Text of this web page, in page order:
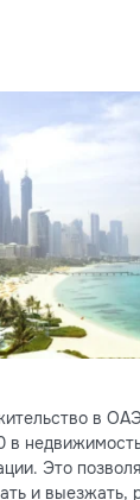
в
в
Это
и выезжать,